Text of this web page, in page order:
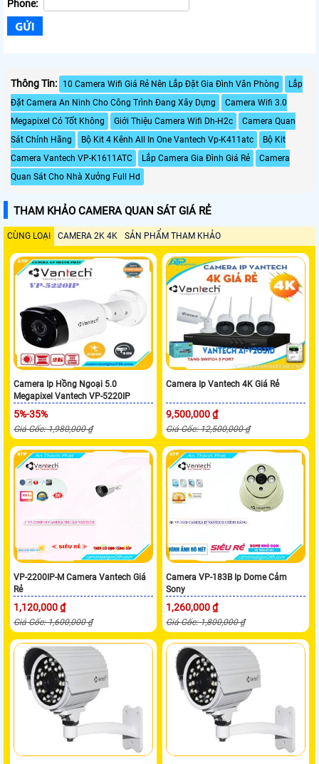
Phone:
Thông Tin: 10 Camera Wifi Giá Rẻ Nên Lắp Đặt Gia Đình Văn Phòng
Lắp
Đặt Camera An Ninh Cho Công Trình Đang Xây Dựng
Camera Wifi 3.0
Megapixel Có Tốt Không
Giới Thiệu Camera Wifi Dh-H2c
Camera Quan
Sát Chính Hãng
Bộ Kit 4 Kênh All In One Vantech Vp-K411atc
Bộ Kit
Camera Vantech VP-K1611ATC
Lắp Camera Gia Đình Giá Rẻ
Camera
Quan Sát Cho Nhà Xưởng Full Hd
THAM KHẢO CAMERA QUAN SÁT GIÁ RẺ
CÙNG LOẠI CAMERA 2K 4K SẢN PHẨM THAM KHẢO
Camera Ip Hồng Ngoại 5.0
Megapixel Vantech VP-5220IP
5%-35%
Giá Gốc: 1,980,000 ₫
Camera Ip Vantech 4K Giá Rẻ
9,500,000 ₫
Giá Gốc: 12,500,000 ₫
VP-2200IP-M Camera Vantech Giá
Rẻ
1,120,000 ₫
Giá Gốc: 1,600,000 ₫
Camera VP-183B Ip Dome Cảm
Sony
1,260,000 ₫
Giá Gốc: 1,800,000 ₫